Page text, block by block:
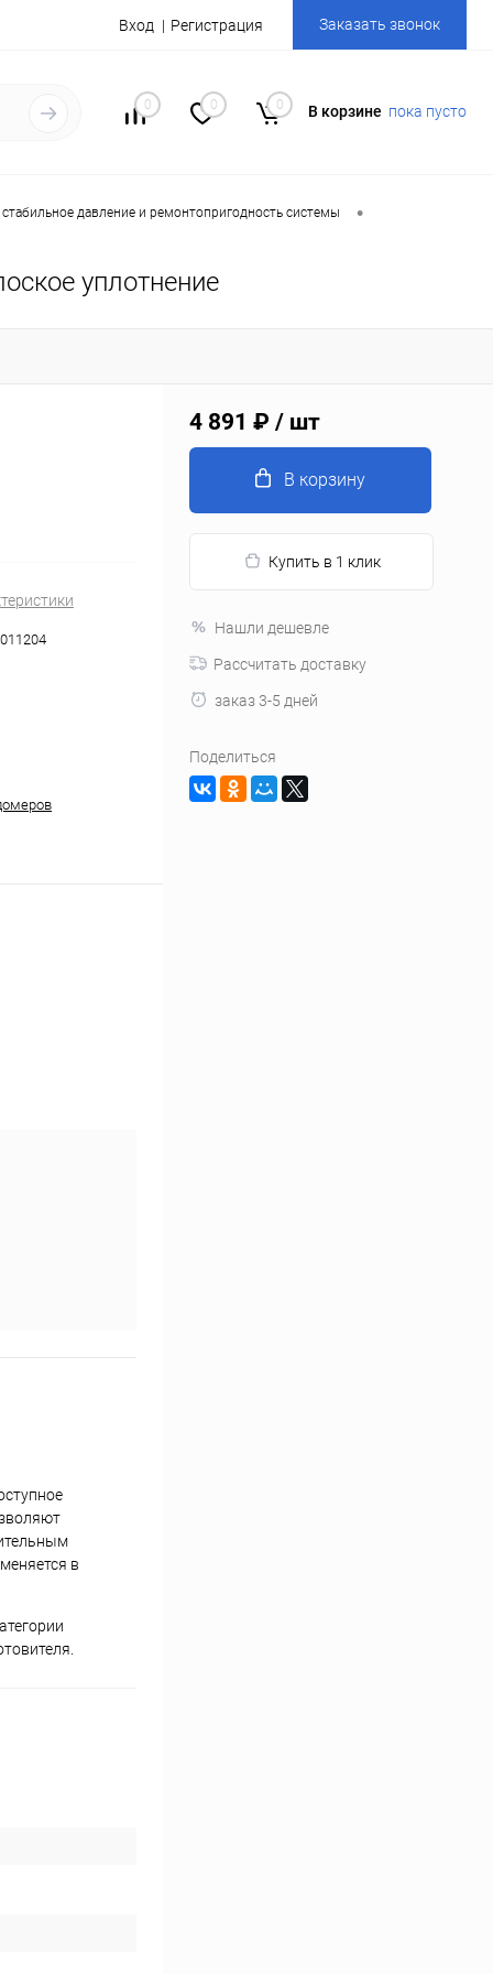
Вход Регистрация Заказать звонок
0 0 0 В корзине пока пусто
давление и ремонтопригодность системы •
уплотнение
в
4 891 ₽ / шт
В корзину
Купить в 1 клик
Нашли дешевле
Рассчитать доставку
заказ 3-5 дней
Поделиться